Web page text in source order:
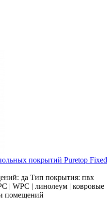
покрытий Puretop Fixed
да Тип покрытия: пвх
| WPC | линолеум | ковровые
помещений